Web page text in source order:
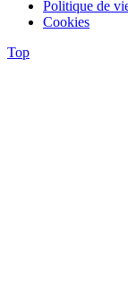
Politique de
Cookies
Top